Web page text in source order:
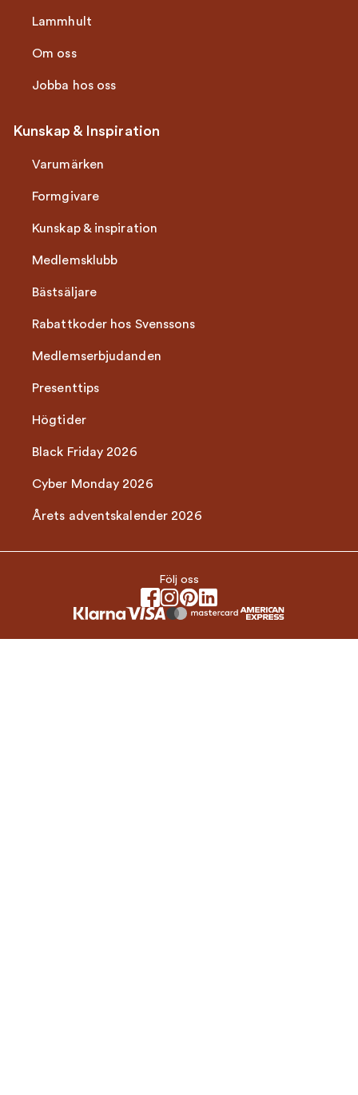
Lammhult
Om oss
Jobba hos oss
Kunskap & Inspiration
Varumärken
Formgivare
Kunskap & inspiration
Medlemsklubb
Bästsäljare
Rabattkoder hos Svenssons
Medlemserbjudanden
Presenttips
Högtider
Black Friday 2026
Cyber Monday 2026
Årets adventskalender 2026
Följ oss